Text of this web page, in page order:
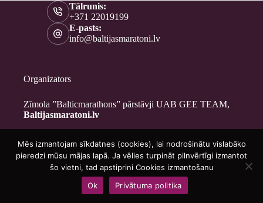
Tālrunis:
+371 22019199
E-pasts:
info@baltijasmaratoni.lv
Organizators
Zīmola ”Balticmarathons” pārstāvji UAB GEE TEAM,
Baltijasmaratoni.lv
Kontakti
Par mums
Brīvprātīgajiem
Privātuma politika
Copyright © 2026 - Baltijasmaratoni.lv
Mēs izmantojam sīkdatnes (cookies), lai nodrošinātu vislabāko
pieredzi mūsu mājas lapā. Ja vēlies turpināt pilnvērtīgi izmantot
šo vietni, tad apstiprini Cookies izmantošanu
Ok
Privātuma politika